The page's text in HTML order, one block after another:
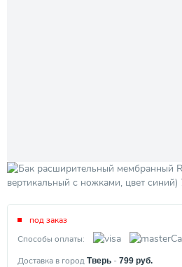
под заказ
Способы оплаты:
Доставка в город Тверь - 799 руб.